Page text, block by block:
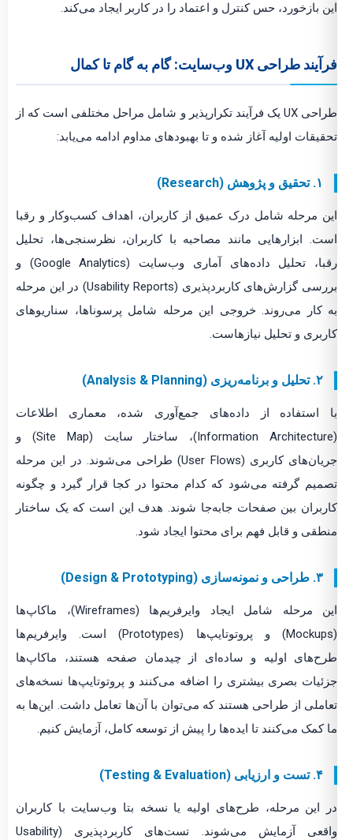
این بازخورد، حس کنترل و اعتماد را در کاربر ایجاد می‌کند.
فرآیند طراحی UX وب‌سایت: گام به گام تا کمال
طراحی UX یک فرآیند تکرارپذیر و شامل مراحل مختلفی است که از
تحقیقات اولیه آغاز شده و تا بهبودهای مداوم ادامه می‌یابد:
۱. تحقیق و پژوهش (Research)
این مرحله شامل درک عمیق از کاربران، اهداف کسب‌وکار و رقبا
است. ابزارهایی مانند مصاحبه با کاربران، نظرسنجی‌ها، تحلیل
رقبا، تحلیل داده‌های آماری وب‌سایت (Google Analytics) و
بررسی گزارش‌های کاربردپذیری (Usability Reports) در این مرحله
به کار می‌روند. خروجی این مرحله شامل پرسوناها، سناریوهای
کاربری و تحلیل نیازهاست.
۲. تحلیل و برنامه‌ریزی (Analysis & Planning)
با استفاده از داده‌های جمع‌آوری شده، معماری اطلاعات
(Information Architecture)، ساختار سایت (Site Map) و
جریان‌های کاربری (User Flows) طراحی می‌شوند. در این مرحله
تصمیم گرفته می‌شود که کدام محتوا در کجا قرار گیرد و چگونه
کاربران بین صفحات جابه‌جا شوند. هدف این است که یک ساختار
منطقی و قابل فهم برای محتوا ایجاد شود.
۳. طراحی و نمونه‌سازی (Design & Prototyping)
این مرحله شامل ایجاد وایرفریم‌ها (Wireframes)، ماکاپ‌ها
(Mockups) و پروتوتایپ‌ها (Prototypes) است. وایرفریم‌ها
طرح‌های اولیه و ساده‌ای از چیدمان صفحه هستند، ماکاپ‌ها
جزئیات بصری بیشتری را اضافه می‌کنند و پروتوتایپ‌ها نسخه‌های
تعاملی از طراحی هستند که می‌توان با آن‌ها تعامل داشت. این‌ها به
ما کمک می‌کنند تا ایده‌ها را پیش از توسعه کامل، آزمایش کنیم.
۴. تست و ارزیابی (Testing & Evaluation)
در این مرحله، طرح‌های اولیه یا نسخه بتا وب‌سایت با کاربران
واقعی آزمایش می‌شوند. تست‌های کاربردپذیری (Usability